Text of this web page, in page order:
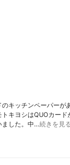
キッチンペーパーが
キヨシはQUOカード
ました。中…続きを見